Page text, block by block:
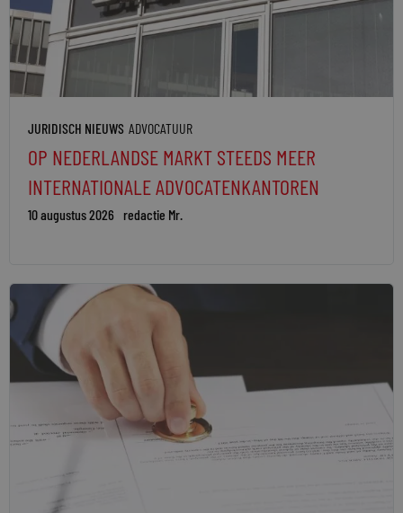
JURIDISCH NIEUWS ADVOCATUUR
OP NEDERLANDSE MARKT STEEDS MEER
INTERNATIONALE ADVOCATENKANTOREN
10 augustus 2026 redactie Mr.